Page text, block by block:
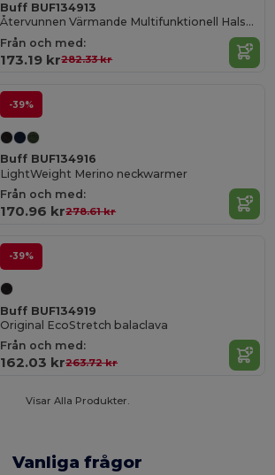
Buff BUF134913
Återvunnen Värmande Multifunktionell Halsvärmare
Från och med:
173.19 kr282.33 kr
-39%
Buff BUF134916
LightWeight Merino neckwarmer
Från och med:
170.96 kr278.61 kr
-39%
Buff BUF134919
Original EcoStretch balaclava
Från och med:
162.03 kr263.72 kr
Visar Alla Produkter.
Vanliga frågor